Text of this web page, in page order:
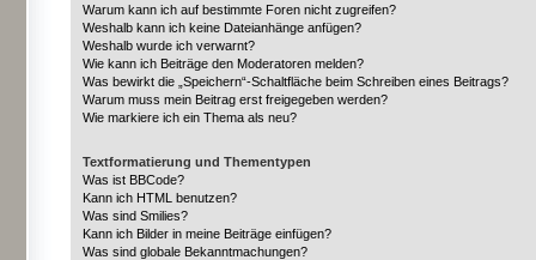
Warum kann ich auf bestimmte Foren nicht zugreifen?
Weshalb kann ich keine Dateianhänge anfügen?
Weshalb wurde ich verwarnt?
Wie kann ich Beiträge den Moderatoren melden?
Was bewirkt die „Speichern“-Schaltfläche beim Schreiben eines Beitrags?
Warum muss mein Beitrag erst freigegeben werden?
Wie markiere ich ein Thema als neu?
Textformatierung und Thementypen
Was ist BBCode?
Kann ich HTML benutzen?
Was sind Smilies?
Kann ich Bilder in meine Beiträge einfügen?
Was sind globale Bekanntmachungen?